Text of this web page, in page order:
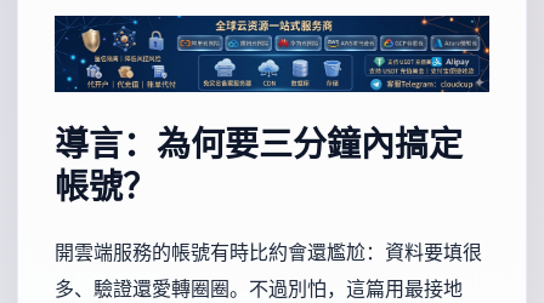
導言：為何要三分鐘內搞定
帳號？
開雲端服務的帳號有時比約會還尷尬：資料要填很
多、驗證還愛轉圈圈。不過別怕，這篇用最接地